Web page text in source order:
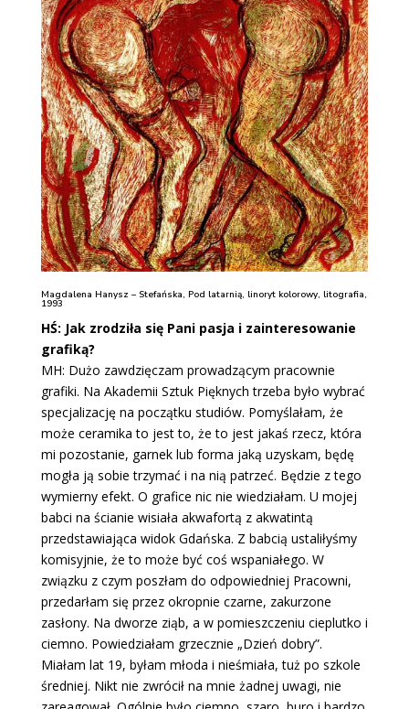
Magdalena Hanysz – Stefańska, Pod latarnią, linoryt kolorowy, litografia,
1993
HŚ: Jak zrodziła się Pani pasja i zainteresowanie
grafiką?
MH: Dużo zawdzięczam prowadzącym pracownie
grafiki. Na Akademii Sztuk Pięknych trzeba było wybrać
specjalizację na początku studiów. Pomyślałam, że
może ceramika to jest to, że to jest jakaś rzecz, która
mi pozostanie, garnek lub forma jaką uzyskam, będę
mogła ją sobie trzymać i na nią patrzeć. Będzie z tego
wymierny efekt. O grafice nic nie wiedziałam. U mojej
babci na ścianie wisiała akwafortą z akwatintą
przedstawiająca widok Gdańska. Z babcią ustaliłyśmy
komisyjnie, że to może być coś wspaniałego. W
związku z czym poszłam do odpowiedniej Pracowni,
przedarłam się przez okropnie czarne, zakurzone
zasłony. Na dworze ziąb, a w pomieszczeniu cieplutko i
ciemno. Powiedziałam grzecznie „Dzień dobry”.
Miałam lat 19, byłam młoda i nieśmiała, tuż po szkole
średniej. Nikt nie zwrócił na mnie żadnej uwagi, nie